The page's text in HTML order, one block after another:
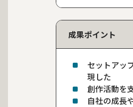
成果ポイント
セットアッ
現した
創作活動を
自社の成長